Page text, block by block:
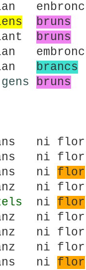
bruns
bruns
brancs
bruns
ni
ni
ni flor
ni
ni flor
ni
ni
ni
ni flor